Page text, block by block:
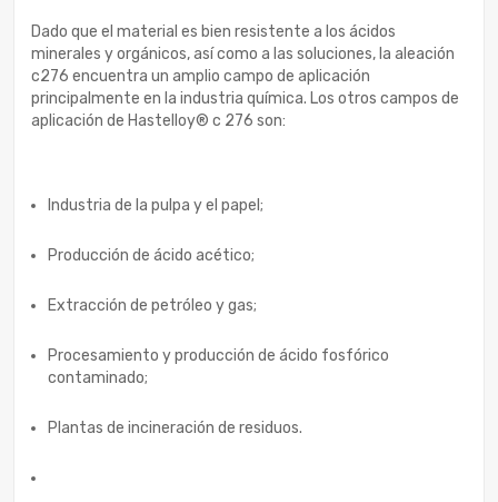
Dado que el material es bien resistente a los ácidos
minerales y orgánicos, así como a las soluciones, la aleación
c276 encuentra un amplio campo de aplicación
principalmente en la industria química. Los otros campos de
aplicación de Hastelloy® c 276 son:
Industria de la pulpa y el papel;
Producción de ácido acético;
Extracción de petróleo y gas;
Procesamiento y producción de ácido fosfórico
contaminado;
Plantas de incineración de residuos.